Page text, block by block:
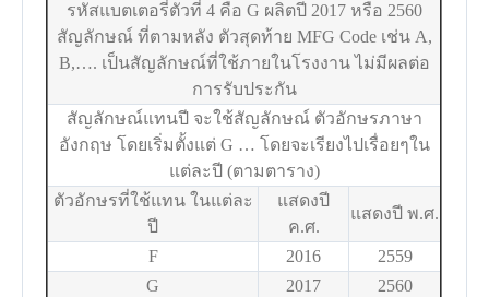
รหัสแบตเตอรี่ตัวที่ 4 คือ G ผลิตปี 2017 หรือ 2560
สัญลักษณ์ ที่ตามหลัง ตัวสุดท้าย MFG Code เช่น A,
B,…. เป็นสัญลักษณ์ที่ใช้ภายในโรงงาน ไม่มีผลต่อ
การรับประกัน
สัญลักษณ์แทนปี จะใช้สัญลักษณ์ ตัวอักษรภาษา
อังกฤษ โดยเริ่มตั้งแต่ G … โดยจะเรียงไปเรื่อยๆใน
แต่ละปี (ตามตาราง)
ตัวอักษรที่ใช้แทน ในแต่ละ
ปี
แสดงปี
ค.ศ.
แสดงปี พ.ศ.
F 2016
2559
G
2017
2560